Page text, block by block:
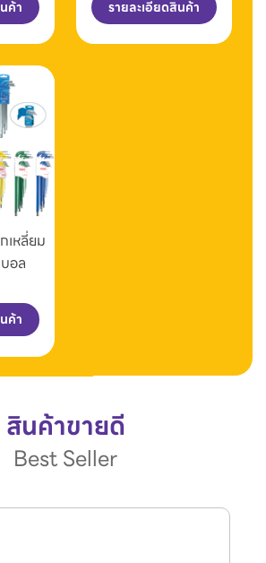
ค้า รายละเอียดสินค้า
เหลี่ยม
อล
ค้า
สินค้าขายดี
Best Seller